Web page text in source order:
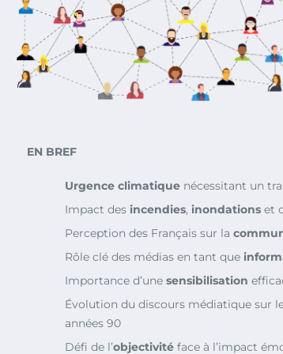
EN BREF
Urgence climatique nécessitant un
Impact des incendies, inondations et
Perception des Français sur la
Rôle clé des médias en tant que
Importance d’une sensibilisation
Évolution du discours médiatique sur
années 90
Défi de l’objectivité face à l’impact